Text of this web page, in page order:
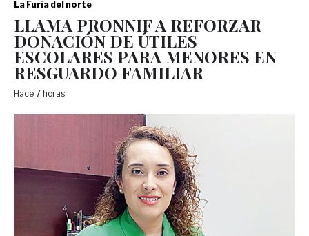
La Furia del norte
LLAMA PRONNIF A REFORZAR
DONACIÓN DE ÚTILES
ESCOLARES PARA MENORES EN
RESGUARDO FAMILIAR
Hace 7 horas